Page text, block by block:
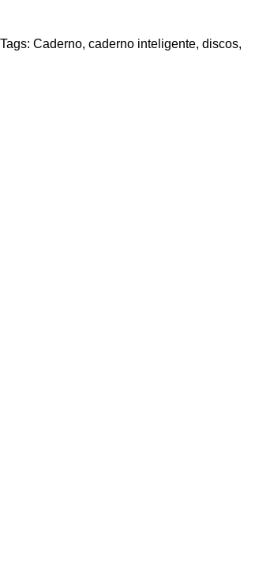
Tags: Caderno, caderno inteligente, discos,